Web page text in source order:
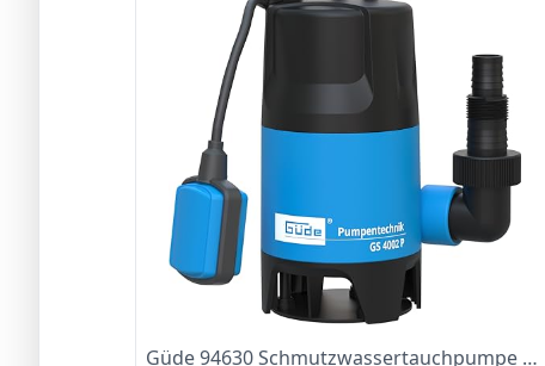
Güde 94630 Schmutzwassertauchpumpe GS4002P mit var.Schwimmerschalter (400W, 7500l/h, 5m max. Förderhöhe)